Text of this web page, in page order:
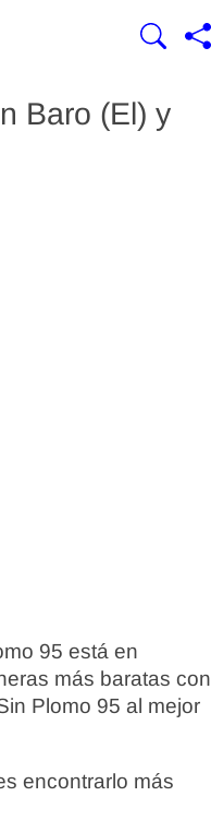
Baro (El) y
95 está en
más baratas con
Plomo 95 al mejor
encontrarlo más